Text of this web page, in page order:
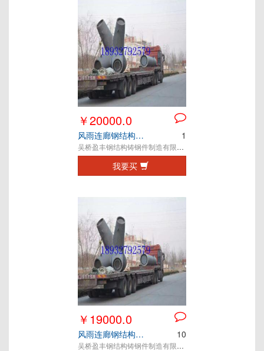
￥20000.0
风雨连廊钢结构铸钢节点 1
吴桥盈丰钢结构铸钢件制造有限公司
我要买
￥19000.0
风雨连廊钢结构铸钢节点 10
吴桥盈丰钢结构铸钢件制造有限公司